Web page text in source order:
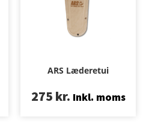
ARS Læderetui
275 kr. Inkl. moms